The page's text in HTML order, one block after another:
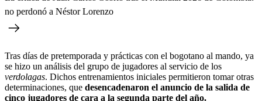
no perdonó a Néstor Lorenzo
Tras días de pretemporada y prácticas con el bogotano al mando, ya
se hizo un análisis del grupo de jugadores al servicio de los
verdolagas. Dichos entrenamientos iniciales permitieron tomar otras
determinaciones, que desencadenaron el anuncio de la salida de
cinco jugadores de cara a la segunda parte del año.